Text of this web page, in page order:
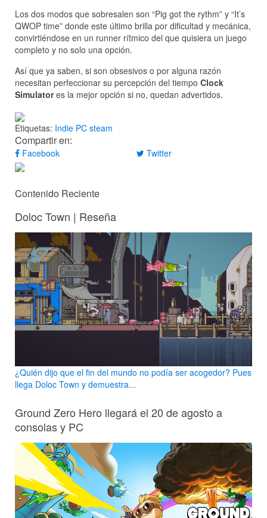
Los dos modos que sobresalen son “Pig got the rythm” y “It’s
QWOP time” donde este último brilla por dificultad y mecánica,
convirtiéndose en un runner rítmico del que quisiera un juego
completo y no solo una opción.
Así que ya saben, si son obsesivos o por alguna razón
necesitan perfeccionar su percepción del tiempo Clock
Simulatores la mejor opción si no, quedan advertidos.
Etiquetas: Indie PC steam
Compartir en:
Facebook Twitter
Contenido Reciente
Doloc Town | Reseña
¿Quién dijo que el fin del mundo no podía ser acogedor? Pues
llega Doloc Town y demuestra...
Ground Zero Hero llegará el 20 de agosto a
consolas y PC